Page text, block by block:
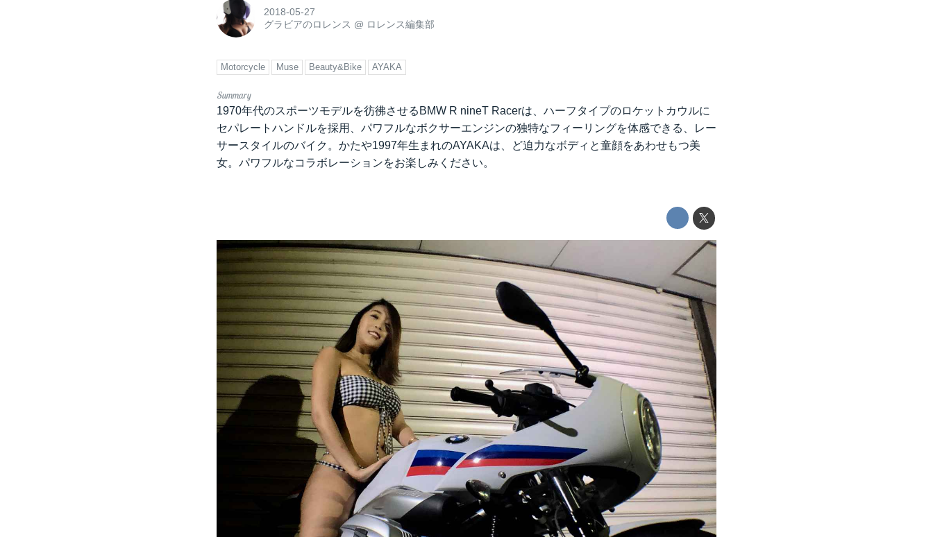
2018-05-27
グラビアのロレンス @ ロレンス編集部
Motorcycle Muse Beauty&Bike AYAKA
1970年代のスポーツモデルを彷彿させるBMW R nineT Racerは、ハーフタイプのロケットカウルに
セパレートハンドルを採用、パワフルなボクサーエンジンの独特なフィーリングを体感できる、レー
サースタイルのバイク。かたや1997年生まれのAYAKAは、ど迫力なボディと童顔をあわせもつ美
女。パワフルなコラボレーションをお楽しみください。